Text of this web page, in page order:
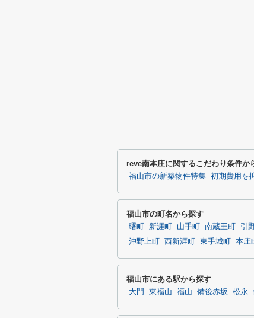
reve南本庄に関するこだわり条件か
福山市の新築物件特集 初期費用を
福山市の町名から探す
曙町 新涯町 山手町 南蔵王町 引
沖野上町
西新涯町 東手城町 本庄
福山市にある駅から探す
大門 東福山 福山 備後赤坂 松永